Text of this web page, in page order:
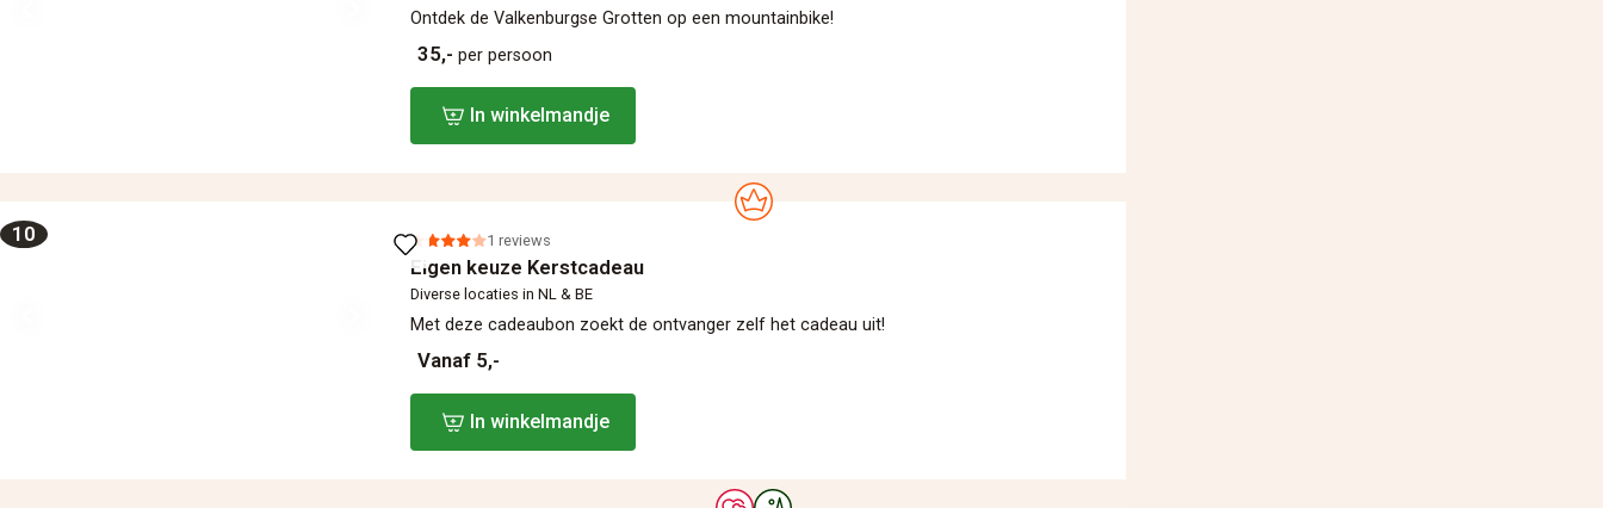
Ontdek de Valkenburgse Grotten‎ op een mountainbike!
35,- per persoon
In winkelmandje
10 1 reviews
Eigen keuze Kerstcadeau
Diverse locaties in NL & BE
Met deze cadeaubon zoekt de ontvanger zelf het cadeau uit!
Vanaf 5,-
In winkelmandje